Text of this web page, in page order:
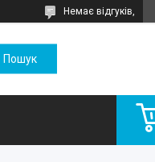
Немає відгуків,